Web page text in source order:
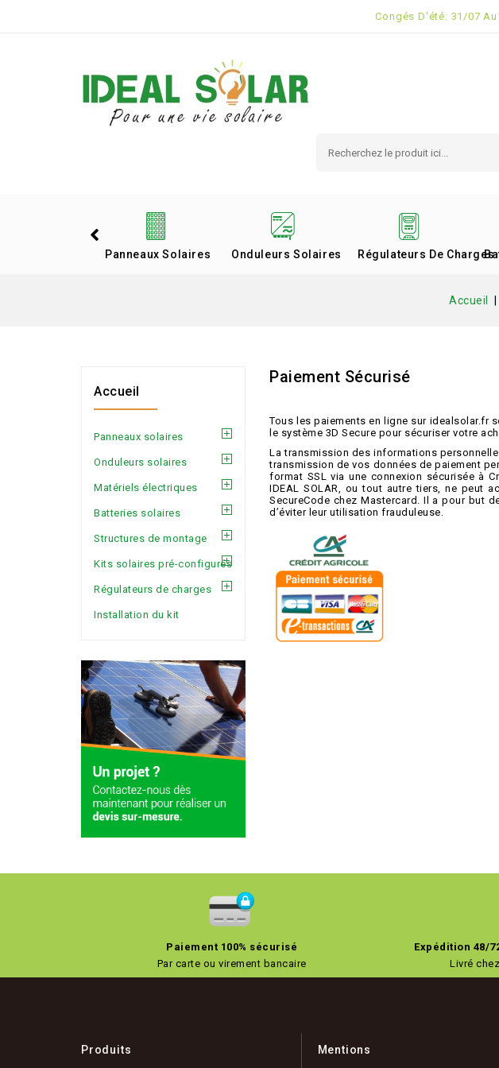
Congés D'été: 31/07
Panneaux Solaires Onduleurs Solaires Régulateurs De Charges
Accueil
Accueil
Panneaux solaires
Onduleurs solaires
Matériels électriques
Batteries solaires
Structures de montage
Kits solaires pré-configurés
Régulateurs de charges
Installation du kit
Paiement Sécurisé
Tous les paiements en ligne sur idealsolar.fr
le système 3D Secure pour sécuriser votre
La transmission des informations
transmission de vos données de paiement
format SSL via une connexion sécurisée à
IDEAL SOLAR, ou tout autre tiers, ne peut
SecureCode chez Mastercard. Il a pour but
d’éviter leur utilisation frauduleuse.
Paiement 100% sécurisé
Par carte ou virement bancaire
Expédition 48/
Livré
Produits Mentions